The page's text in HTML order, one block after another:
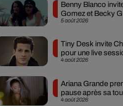
5 août 2026
Benny Blanco
Gomez et Becky
nouveau single
4 août 2026
Tiny Desk invite
pour une live
4 août 2026
Ariana Grande
pause après sa
mondiale